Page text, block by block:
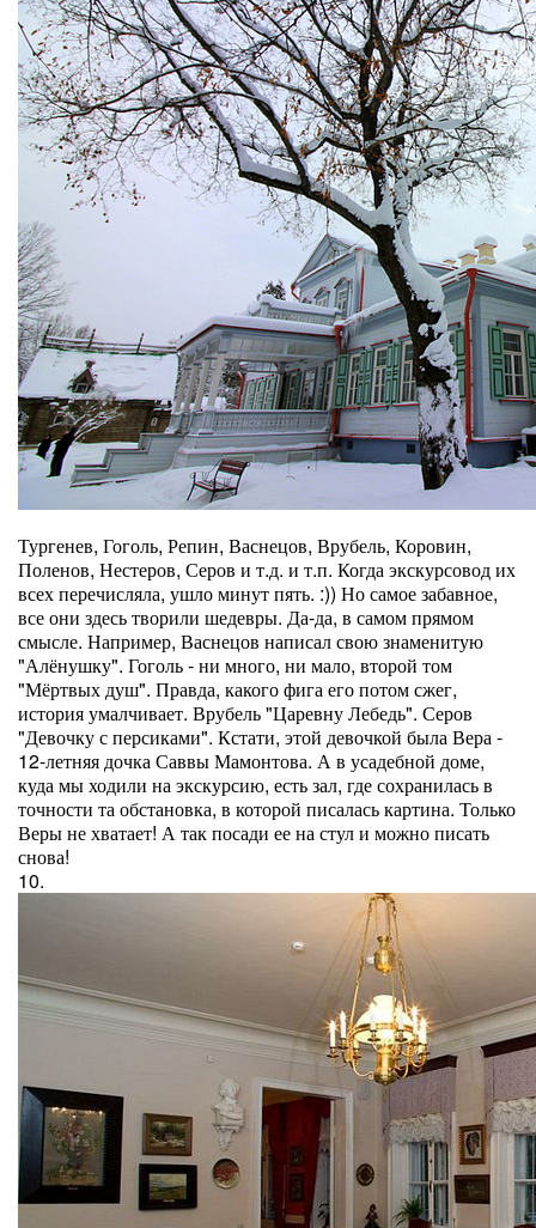
Тургенев, Гоголь, Репин, Васнецов, Врубель, Коровин,
Поленов, Нестеров, Серов и т.д. и т.п. Когда экскурсовод их
всех перечисляла, ушло минут пять. :)) Но самое забавное,
все они здесь творили шедевры. Да-да, в самом прямом
смысле. Например, Васнецов написал свою знаменитую
"Алёнушку". Гоголь - ни много, ни мало, второй том
"Мёртвых душ". Правда, какого фига его потом сжег,
история умалчивает. Врубель "Царевну Лебедь". Серов
"Девочку с персиками". Кстати, этой девочкой была Вера -
12-летняя дочка Саввы Мамонтова. А в усадебной доме,
куда мы ходили на экскурсию, есть зал, где сохранилась в
точности та обстановка, в которой писалась картина. Только
Веры не хватает! А так посади ее на стул и можно писать
снова!
10.